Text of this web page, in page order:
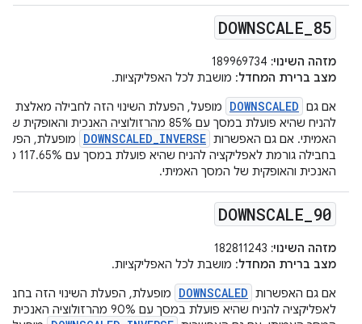
DOWNSCALE 85
מזהה השינוי:
מצב ברירת המחדל: מושבת לכל האפליקציות.
אם גם DOWNSCALED
מופעל, הפעלת השינוי הזה לחבילה מאלצת
להניח שהיא פועלת במסך עם 85% מהרזולוציה האנכית
האמיתי. אם גם האפשרות DOWNSCALED_INVERSE
מופעלת,
בחבילה גורמת
האנכית והאופקית של המסך האמיתי.
DOWNSCALE 90
מזהה השינוי:
מצב ברירת המחדל: מושבת לכל האפליקציות.
אם גם האפשרות DOWNSCALED
מופעלת, הפעלת השינוי הזה
לאפליקציה להניח שהיא פועלת במסך עם 90%